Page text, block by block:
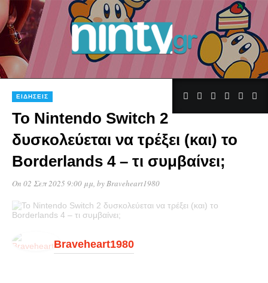
ΕΙΔΉΣΕΙΣ
Το Nintendo Switch 2
δυσκολεύεται να τρέξει (και) το
Borderlands 4 – τι συμβαίνει;
On 02 Σεπ 2025 9:00 μμ, byBraveheart1980
Braveheart1980